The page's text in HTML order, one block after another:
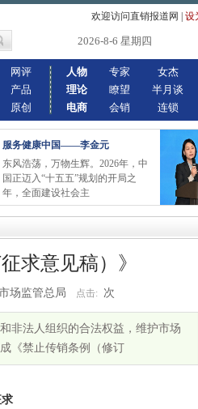
欢迎访问直销报道网 设
2026-8-6 星期四
网评
产品
原创
人物
理论
电商
专家
瞭望
会销
女杰
半月谈
连锁
服务健康中国——李金元
东风浩荡，万物生辉。2026年，中
国正迈入“十五五”规划的开局之
年，全面建设社会主
求意见稿）》
场监管总局 点击: 次
非法人组织的合法权益，维护市场
《禁止传销条例（修订